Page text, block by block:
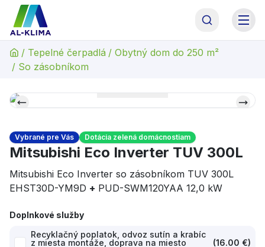
/ Tepelné čerpadlá / Obytný dom do 250 m²
/ So zásobníkom
Vybrané pre Vás Dotácia zelená domácnostiam
Mitsubishi Eco Inverter TUV 300L
Mitsubishi Eco Inverter so zásobníkom TUV 300L
EHST30D-YM9D + PUD-SWM120YAA 12,0 kW
Doplnkové služby
Recyklačný poplatok, odvoz sutín a krabíc
z miesta montáže, doprava na miesto
(16.00 €)
AL-KLIMA Asistent
Online · odpoviem hneď
AL
Dobrý deň! Som asistent AL-KLIMA. Pomôžem Vám
s výberom technológie, alebo Vás spojím priamo s
začneme?